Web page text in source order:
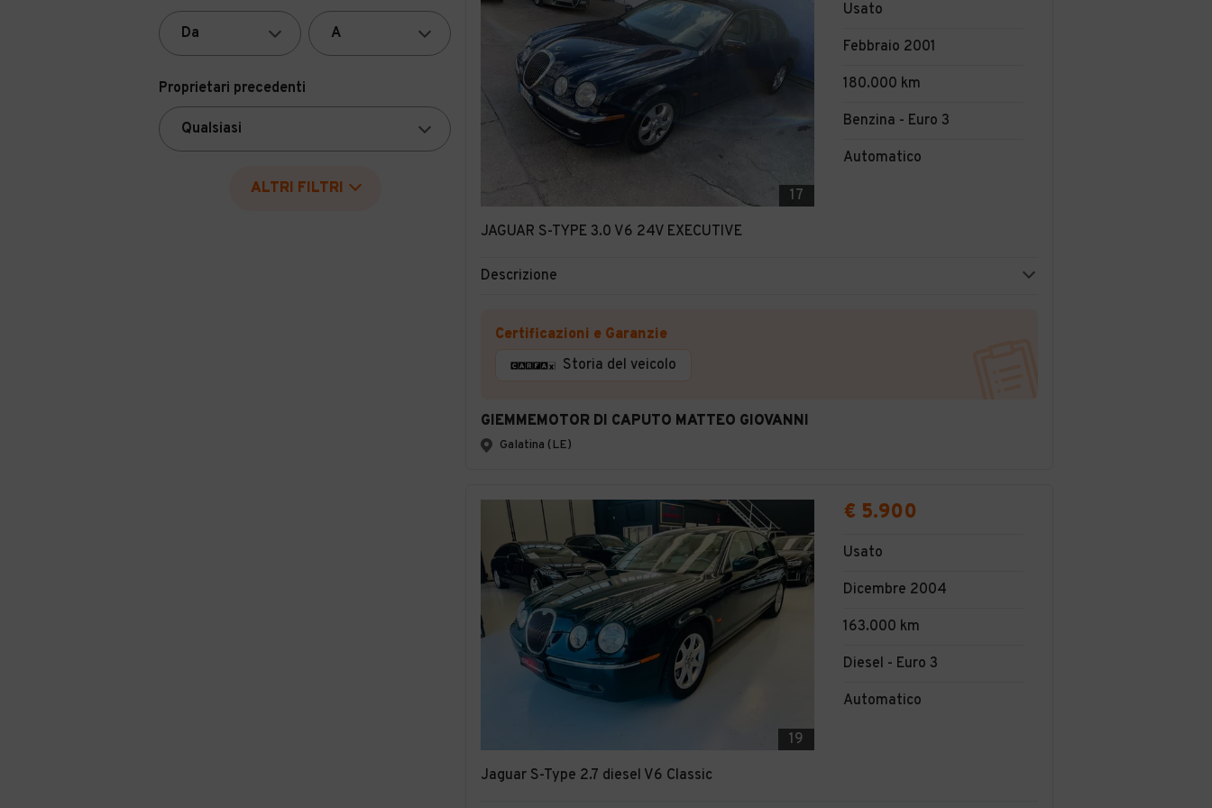
Proprietari precedenti
ALTRI FILTRI
17
JAGUAR S-TYPE 3.0 V6 24V EXECUTIVE
Usato
Febbraio 2001
180.000 km
Benzina - Euro 3
Automatico
Descrizione
Certificazioni e Garanzie
Storia del veicolo
GIEMMEMOTOR DI CAPUTO MATTEO GIOVANNI
Galatina (LE)
19
Jaguar S-Type 2.7 diesel V6 Classic
€ 5.900
Usato
Dicembre 2004
163.000 km
Diesel - Euro 3
Automatico